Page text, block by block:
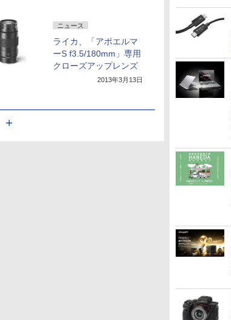
ニュース
ライカ、「アポエルマ
ーS f3.5/180mm」専用
クローズアップレンズ
2013年3月13日